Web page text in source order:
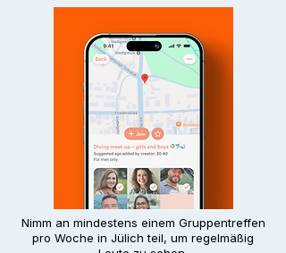
Nimm an mindestens einem Gruppentreffen
pro Woche in Jülich teil, um regelmäßig